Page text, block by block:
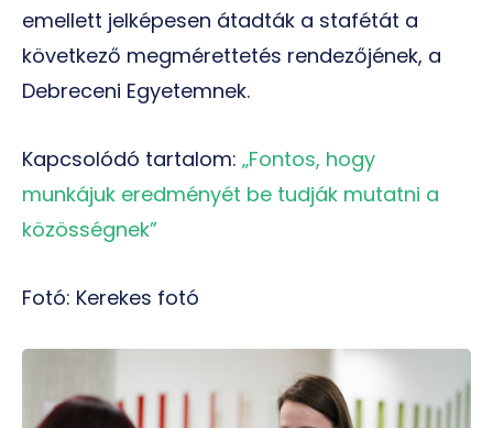
emellett jelképesen átadták a stafétát a
következő megmérettetés rendezőjének, a
Debreceni Egyetemnek.
Kapcsolódó tartalom: „Fontos, hogy
munkájuk eredményét be tudják mutatni a
közösségnek”
Fotó: Kerekes fotó